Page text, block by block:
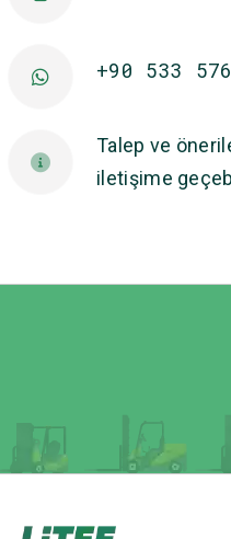
+90 533
Talep ve
iletişime